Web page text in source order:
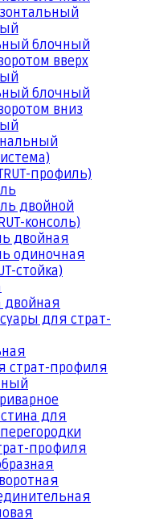
блочный
вверх
блочный
вниз
профиль)
двойной
консоль)
двойная
одиночная
стойка)
двойная
для страт-
страт-профиля
для
профиля